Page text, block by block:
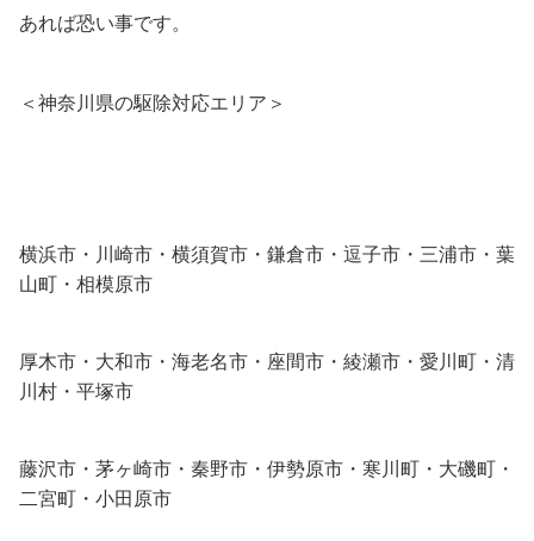
あれば恐い事です。
＜神奈川県の駆除対応エリア＞
横浜市・川崎市・横須賀市・鎌倉市・逗子市・三浦市・葉
山町・相模原市
厚木市・大和市・海老名市・座間市・綾瀬市・愛川町・清
川村・平塚市
藤沢市・茅ヶ崎市・秦野市・伊勢原市・寒川町・大磯町・
二宮町・小田原市